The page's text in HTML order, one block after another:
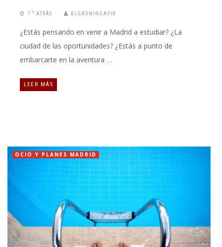
7 “” ATRÁS BLGADMINGAVIR
¿Estás pensando en venir a Madrid a estudiar? ¿La
ciudad de las oportunidades? ¿Estás a punto de
embarcarte en la aventura …
LEER MÁS
OCIO Y PLANES MADRID